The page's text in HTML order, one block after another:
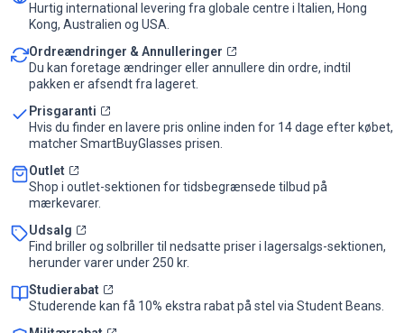
Hurtig international levering fra globale centre i Italien, Hong
Kong, Australien og USA.
Ordreændringer & Annulleringer
Du kan foretage ændringer eller annullere din ordre, indtil
pakken er afsendt fra lageret.
Prisgaranti
Hvis du finder en lavere pris online inden for 14 dage efter købet,
matcher SmartBuyGlasses prisen.
Outlet
Shop i outlet-sektionen for tidsbegrænsede tilbud på
mærkevarer.
Udsalg
Find briller og solbriller til nedsatte priser i lagersalgs-sektionen,
herunder varer under 250 kr.
Studierabat
Studerende kan få 10% ekstra rabat på stel via Student Beans.